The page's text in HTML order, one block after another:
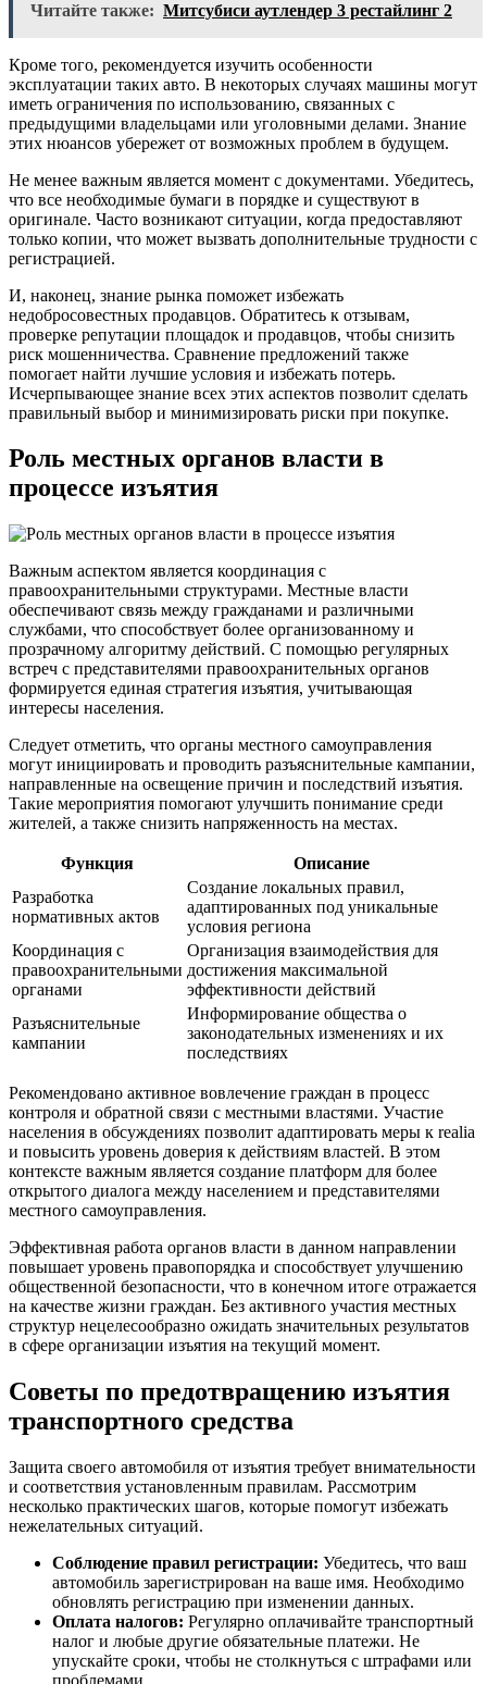
Читайте также: Митсубиси аутлендер 3 рестайлинг 2
Кроме того, рекомендуется изучить особенности
эксплуатации таких авто. В некоторых случаях машины могут
иметь ограничения по использованию, связанных с
предыдущими владельцами или уголовными делами. Знание
этих нюансов убережет от возможных проблем в будущем.
Не менее важным является момент с документами. Убедитесь,
что все необходимые бумаги в порядке и существуют в
оригинале. Часто возникают ситуации, когда предоставляют
только копии, что может вызвать дополнительные трудности с
регистрацией.
И, наконец, знание рынка поможет избежать
недобросовестных продавцов. Обратитесь к отзывам,
проверке репутации площадок и продавцов, чтобы снизить
риск мошенничества. Сравнение предложений также
помогает найти лучшие условия и избежать потерь.
Исчерпывающее знание всех этих аспектов позволит сделать
правильный выбор и минимизировать риски при покупке.
Роль местных органов власти в
процессе изъятия
Важным аспектом является координация с
правоохранительными структурами. Местные власти
обеспечивают связь между гражданами и различными
службами, что способствует более организованному и
прозрачному алгоритму действий. С помощью регулярных
встреч с представителями правоохранительных органов
формируется единая стратегия изъятия, учитывающая
интересы населения.
Следует отметить, что органы местного самоуправления
могут инициировать и проводить разъяснительные кампании,
направленные на освещение причин и последствий изъятия.
Такие мероприятия помогают улучшить понимание среди
жителей, а также снизить напряженность на местах.
Функция
Описание
Разработка
нормативных актов
Создание локальных правил,
адаптированных под уникальные
условия региона
Координация с
правоохранительными
органами
Организация взаимодействия для
достижения максимальной
эффективности действий
Разъяснительные
кампании
Информирование общества о
законодательных изменениях и их
последствиях
Рекомендовано активное вовлечение граждан в процесс
контроля и обратной связи с местными властями. Участие
населения в обсуждениях позволит адаптировать меры к realia
и повысить уровень доверия к действиям властей. В этом
контексте важным является создание платформ для более
открытого диалога между населением и представителями
местного самоуправления.
Эффективная работа органов власти в данном направлении
повышает уровень правопорядка и способствует улучшению
общественной безопасности, что в конечном итоге отражается
на качестве жизни граждан. Без активного участия местных
структур нецелесообразно ожидать значительных результатов
в сфере организации изъятия на текущий момент.
Советы по предотвращению изъятия
транспортного средства
Защита своего автомобиля от изъятия требует внимательности
и соответствия установленным правилам. Рассмотрим
несколько практических шагов, которые помогут избежать
нежелательных ситуаций.
Соблюдение правил регистрации: Убедитесь, что ваш
автомобиль зарегистрирован на ваше имя. Необходимо
обновлять регистрацию при изменении данных.
Оплата налогов: Регулярно оплачивайте транспортный
налог и любые другие обязательные платежи. Не
упускайте сроки, чтобы не столкнуться с штрафами или